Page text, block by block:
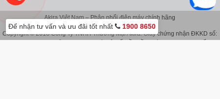
Akira Việt Nam – Phân phối điện máy chính hãng
Copyright © 2018 Công Ty TNHH Thương Mại Akira. Giấy chứng nhận ĐKKD số:
Để nhận tư vấn và ưu đãi tốt nhất 1900 8650